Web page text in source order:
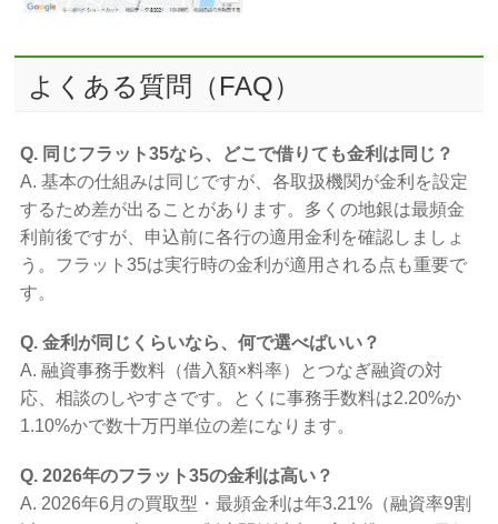
よくある質問（FAQ）
Q. 同じフラット35なら、どこで借りても金利は同じ？
A. 基本の仕組みは同じですが、各取扱機関が金利を設定
するため差が出ることがあります。多くの地銀は最頻金
利前後ですが、申込前に各行の適用金利を確認しましょ
う。フラット35は実行時の金利が適用される点も重要で
す。
Q. 金利が同じくらいなら、何で選べばいい？
A. 融資事務手数料（借入額×料率）とつなぎ融資の対
応、相談のしやすさです。とくに事務手数料は2.20%か
1.10%かで数十万円単位の差になります。
Q. 2026年のフラット35の金利は高い？
A. 2026年6月の買取型・最頻金利は年3.21%（融資率9割